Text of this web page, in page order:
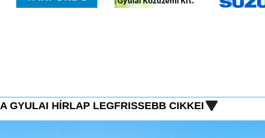
A GYULAI HÍRLAP LEGFRISSEBB CIKKEI